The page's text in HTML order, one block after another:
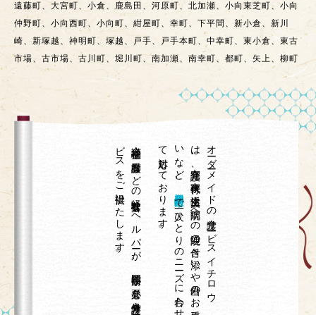
遠藤町、大宮町、小倉、鹿島田、河原町、北加瀬、小向東芝町、小向
仲野町、小向西町、小向町、紺屋町、幸町、下平間、新小倉、新川
崎、新塚越、神明町、塚越、戸手、戸手本町、中幸町、東小倉、東古
市場、古市場、古川町、堀川町、南加瀬、南幸町、都町、矢上、柳町
オ
ーダ
ーメ
イ
ド
の
介護サ
ービ
ス
イ
チ
ロ
ウ
は
、
在宅介護、
家事代行、
生活支援、
病院へ
の
通院の
付き
添い
や
外出の
お
手伝
い
な
ど
、
で
一人ひ
と
り
の
ニ
ーズ
に
合わ
せ
て
対応し
て
お
り
ま
す
。
介護福祉士や
看護師な
ど
の
経験豊富な
ヘ
ル
パ
ーが
、
専門技術が
必要な
身体介護サ
ー
ビ
ス
を
ご
提供い
た
し
ま
す
。